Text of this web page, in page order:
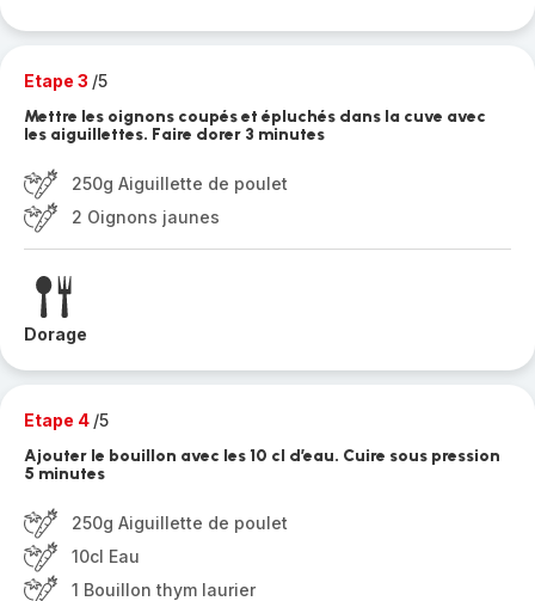
Etape 3 /5
Mettre les oignons coupés et épluchés dans la cuve avec
les aiguillettes. Faire dorer 3 minutes
250g Aiguillette de poulet
2 Oignons jaunes
Dorage
Etape 4 /5
Ajouter le bouillon avec les 10 cl d’eau. Cuire sous pression
5 minutes
250g Aiguillette de poulet
10cl Eau
1 Bouillon thym laurier